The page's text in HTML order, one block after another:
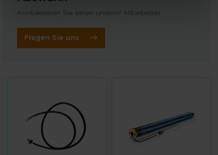
Kontaktieren Sie einen unserer Mitarbeiter
Fragen Sie uns